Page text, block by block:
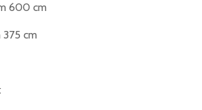
600 cm
375 cm